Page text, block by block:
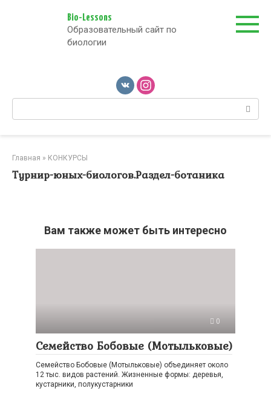
Bio-Lessons
Образовательный сайт по
биологии
Поиск:
Главная » КОНКУРСЫ
Турнир-юных-биологов.Раздел-ботаника
Вам также может быть интересно
0
Семейство Бобовые (Мотыльковые)
Семейство Бобовые (Мотыльковые) объединяет около
12 тыс. видов растений. Жизненные формы: деревья,
кустарники, полукустарники